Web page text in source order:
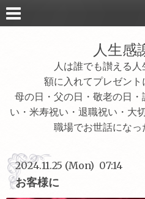
人生
人は誰でも讃える人
額に入れてプレゼント
母の日・父の日・敬老の日
い・米寿祝い・退職祝い・大
職場でお世話にな
2024.11.25 (Mon) 07:14
お客様に